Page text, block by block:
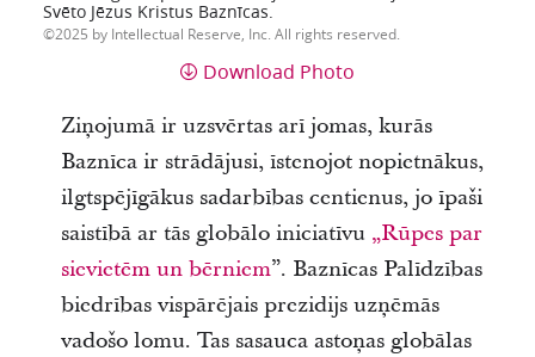
Svēto Jēzus Kristus Baznīcas.
2025 by Intellectual Reserve, Inc. All rights reserved.
Download Photo
Ziņojumā ir uzsvērtas arī jomas, kurās
Baznīca ir strādājusi, īstenojot nopietnākus,
ilgtspējīgākus sadarbības centienus, jo īpaši
saistībā ar tās globālo iniciatīvu „Rūpes par
sievietēm un bērniem”. Baznīcas Palīdzības
biedrības vispārējais prezidijs uzņēmās
vadošo lomu. Tas sasauca astoņas globālas